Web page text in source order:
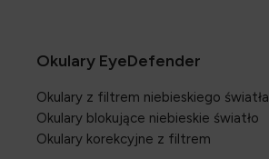
Okulary EyeDefender
Okulary z filtrem niebieskiego światła
Okulary blokujące niebieskie światło
Okulary korekcyjne z filtrem